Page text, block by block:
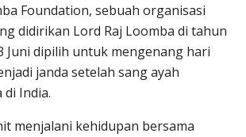
Foundation, sebuah organisasi
didirikan Lord Raj Loomba di tahun
Juni dipilih untuk mengenang hari
janda setelah sang ayah
India.
menjalani kehidupan bersama